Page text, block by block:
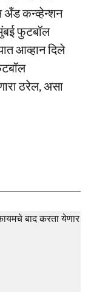
अँड कन्व्हेन्शन
फुटबॉल
आव्हान दिले
ठरेल, असा